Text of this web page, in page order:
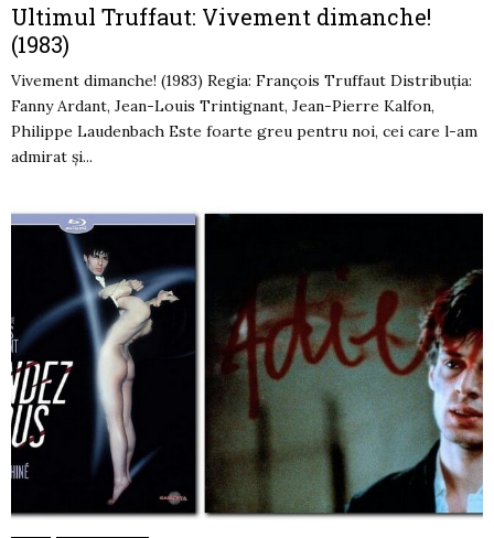
Ultimul Truffaut: Vivement dimanche!
(1983)
Vivement dimanche! (1983) Regia: François Truffaut Distribuția:
Fanny Ardant, Jean-Louis Trintignant, Jean-Pierre Kalfon,
Philippe Laudenbach Este foarte greu pentru noi, cei care l-am
admirat și...